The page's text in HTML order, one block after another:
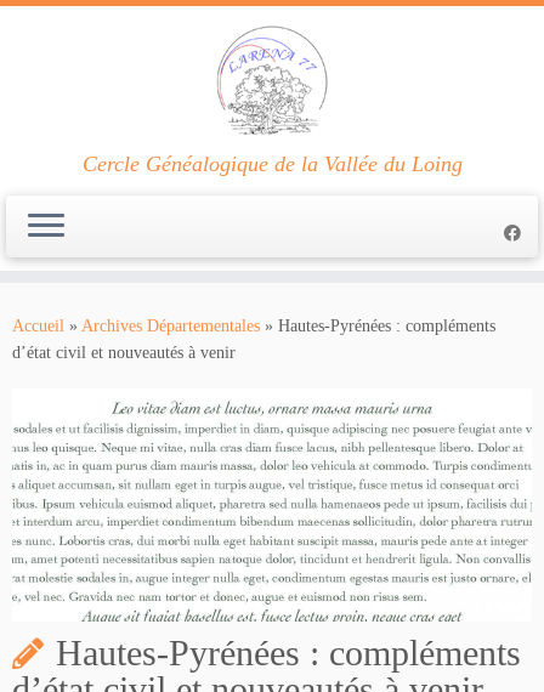
contenu
Cercle Généalogique de la Vallée du Loing
Accueil » Archives Départementales » Hautes-Pyrénées : compléments
d’état civil et nouveautés à venir
Hautes-Pyrénées : compléments